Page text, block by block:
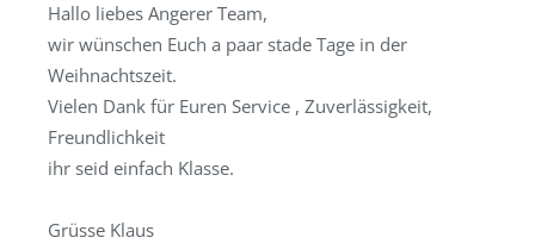
Hallo liebes Angerer Team,
wir wünschen Euch a paar stade Tage in der
Weihnachtszeit.
Vielen Dank für Euren Service , Zuverlässigkeit,
Freundlichkeit
ihr seid einfach Klasse.
Grüsse Klaus